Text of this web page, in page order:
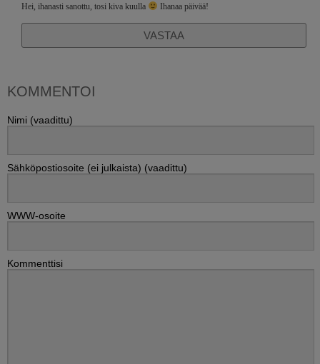
Hei, ihanasti sanottu, tosi kiva kuulla Ihanaa päivää!
VASTAA
KOMMENTOI
Nimi (vaadittu)
Sähköpostiosoite (ei julkaista) (vaadittu)
WWW-osoite
Kommenttisi